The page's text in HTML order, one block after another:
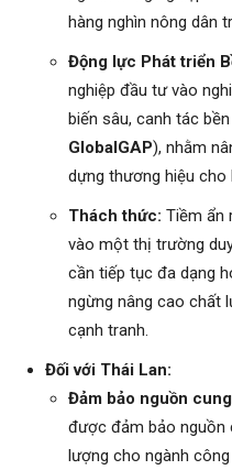
hàng nghìn nông dân
Động lực Phát triển
nghiệp đầu tư vào
biến sâu, canh tác
GlobalGAP), nhằm
dựng thương hiệu cho
Thách thức: Tiềm ẩn
vào một thị trường
cần tiếp tục đa dạng
ngừng nâng cao chất
cạnh tranh.
Đối với Thái Lan:
Đảm bảo nguồn
được đảm bảo nguồn
lượng cho ngành